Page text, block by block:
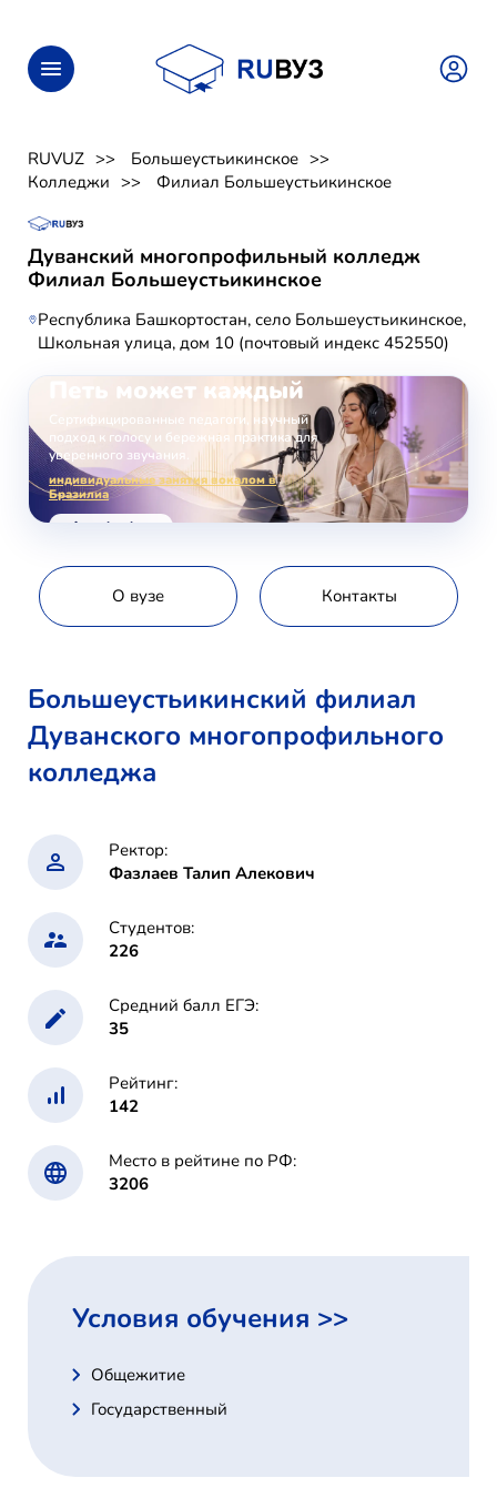
RUVUZ
Большеустьикинское
Колледжи
Филиал Большеустьикинское
Дуванский многопрофильный колледж
Филиал Большеустьикинское
Республика Башкортостан, село Большеустьикинское,
Школьная улица, дом 10 (почтовый индекс 452550)
Петь может каждый
Сертифицированные педагоги, научный
подход к голосу и бережная практика для
уверенного звучания.
индивидуальные занятия вокалом в
Бразилиа
voice-school.com
О вузе Контакты
Большеустьикинский филиал
Дуванского многопрофильного
колледжа
Ректор:
Фазлаев Талип Алекович
Студентов:
226
Средний балл ЕГЭ:
35
Рейтинг:
142
Место в рейтине по РФ:
3206
Условия обучения >>
Общежитие
Государственный